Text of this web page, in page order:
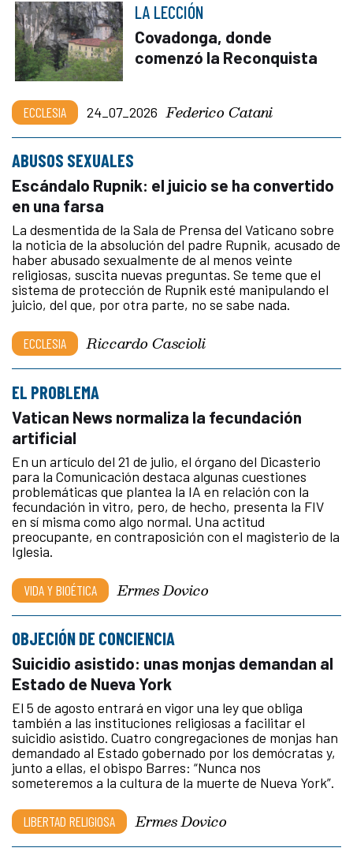
LA LECCIÓN
Covadonga, donde
comenzó la Reconquista
ECCLESIA 24_07_2026 Federico Catani
ABUSOS SEXUALES
Escándalo Rupnik: el juicio se ha convertido
en una farsa
La desmentida de la Sala de Prensa del Vaticano sobre
la noticia de la absolución del padre Rupnik, acusado de
haber abusado sexualmente de al menos veinte
religiosas, suscita nuevas preguntas. Se teme que el
sistema de protección de Rupnik esté manipulando el
juicio, del que, por otra parte, no se sabe nada.
ECCLESIA Riccardo Cascioli
EL PROBLEMA
Vatican News normaliza la fecundación
artificial
En un artículo del 21 de julio, el órgano del Dicasterio
para la Comunicación destaca algunas cuestiones
problemáticas que plantea la IA en relación con la
fecundación in vitro, pero, de hecho, presenta la FIV
en sí misma como algo normal. Una actitud
preocupante, en contraposición con el magisterio de la
Iglesia.
VIDA Y BIOÉTICA Ermes Dovico
OBJECIÓN DE CONCIENCIA
Suicidio asistido: unas monjas demandan al
Estado de Nueva York
El 5 de agosto entrará en vigor una ley que obliga
también a las instituciones religiosas a facilitar el
suicidio asistido. Cuatro congregaciones de monjas han
demandado al Estado gobernado por los demócratas y,
junto a ellas, el obispo Barres: “Nunca nos
someteremos a la cultura de la muerte de Nueva York”.
LIBERTAD RELIGIOSA Ermes Dovico